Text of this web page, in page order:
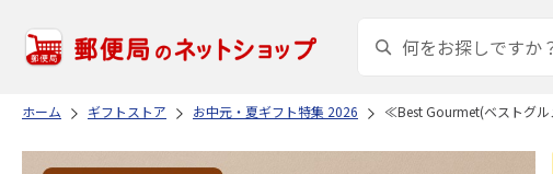
ホーム ギフトストア お中元・夏ギフト特集 2026 ≪Best Gourmet(ベストグ